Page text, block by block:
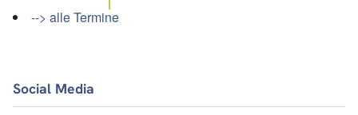
--> alle Termine
Social Media